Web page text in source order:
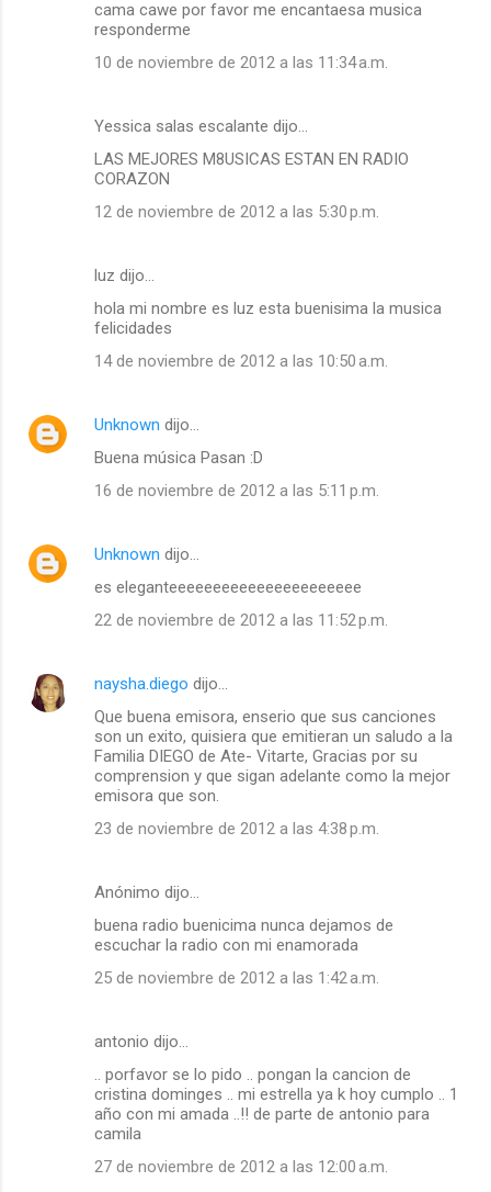
cama cawe por favor me encantaesa musica
responderme
10 de noviembre de 2012 a las 11:34 a.m.
Yessica salas escalante dijo…
LAS MEJORES M8USICAS ESTAN EN RADIO
CORAZON
12 de noviembre de 2012 a las 5:30 p.m.
luz dijo…
hola mi nombre es luz esta buenisima la musica
felicidades
14 de noviembre de 2012 a las 10:50 a.m.
Unknown dijo…
Buena música Pasan :D
16 de noviembre de 2012 a las 5:11 p.m.
Unknown dijo…
es eleganteeeeeeeeeeeeeeeeeeeeee
22 de noviembre de 2012 a las 11:52 p.m.
naysha.diego dijo…
Que buena emisora, enserio que sus canciones
son un exito, quisiera que emitieran un saludo a la
Familia DIEGO de Ate- Vitarte, Gracias por su
comprension y que sigan adelante como la mejor
emisora que son.
23 de noviembre de 2012 a las 4:38 p.m.
Anónimo dijo…
buena radio buenicima nunca dejamos de
escuchar la radio con mi enamorada
25 de noviembre de 2012 a las 1:42 a.m.
antonio dijo…
.. porfavor se lo pido .. pongan la cancion de
cristina dominges .. mi estrella ya k hoy cumplo .. 1
año con mi amada ..!! de parte de antonio para
camila
27 de noviembre de 2012 a las 12:00 a.m.